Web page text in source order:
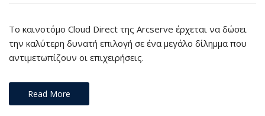
Το καινοτόμο Cloud Direct της Arcserve έρχεται να δώσει
την καλύτερη δυνατή επιλογή σε ένα μεγάλο δίλημμα που
αντιμετωπίζουν οι επιχειρήσεις.
Read More